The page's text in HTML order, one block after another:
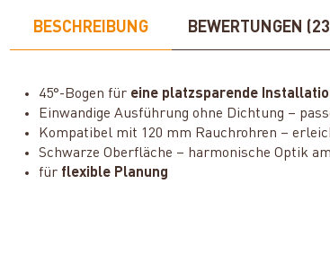
BESCHREIBUNG BEWERTUNGEN
45°-Bogen für eine platzsparende
Einwandige Ausführung ohne Dichtung –
Kompatibel mit 120 mm Rauchrohren –
Schwarze Oberfläche – harmonische Optik
für flexible Planung